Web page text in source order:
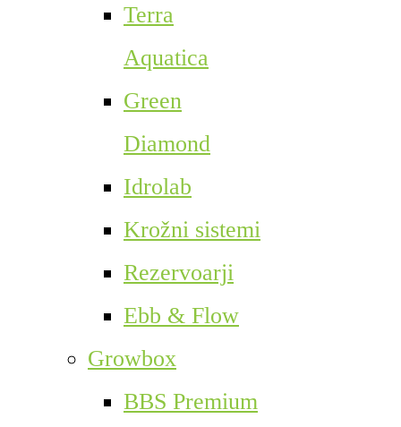
Terra
Aquatica
Green
Diamond
Idrolab
Krožni sistemi
Rezervoarji
Ebb & Flow
Growbox
BBS Premium